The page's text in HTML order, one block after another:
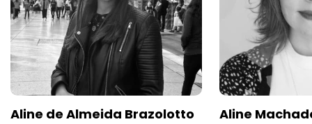
Aline de Almeida Brazolotto Aline